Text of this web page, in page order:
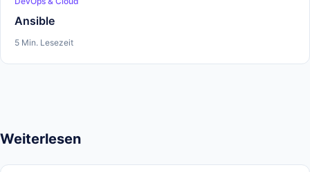
Ansible
5 Min. Lesezeit
Weiterlesen